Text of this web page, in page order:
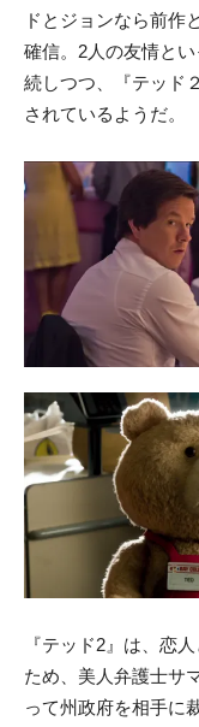
ドとジョンなら前作
確信。2人の友情と
続しつつ、『テッド
されているようだ。
『テッド2』は、恋
ため、美人弁護士サ
って州政府を相手に